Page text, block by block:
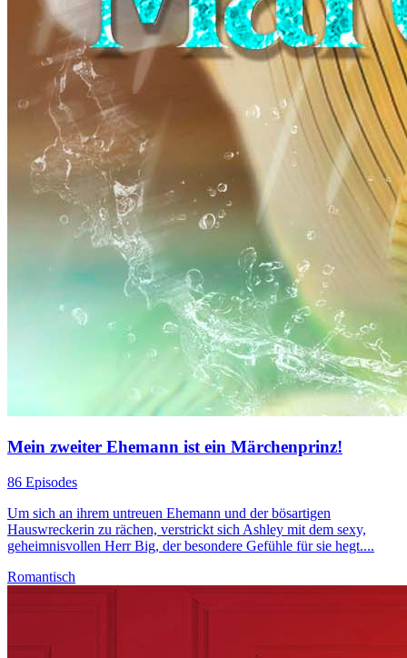
Mein zweiter Ehemann ist ein Märchenprinz!
86 Episodes
Um sich an ihrem untreuen Ehemann und der bösartigen
Hauswreckerin zu rächen, verstrickt sich Ashley mit dem sexy,
geheimnisvollen Herr Big, der besondere Gefühle für sie hegt....
Romantisch